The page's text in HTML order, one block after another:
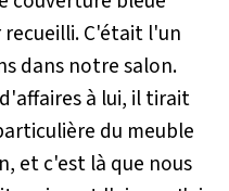
C'était l'un
dans notre salon.
à lui, il tirait
du meuble
et c'est là que nous